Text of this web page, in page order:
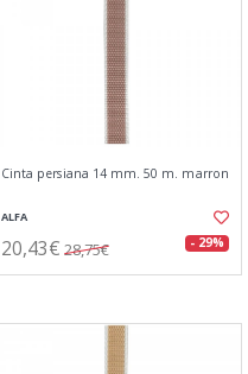
Cinta persiana 14 mm. 50 m. marron
ALFA
20,43€ 28,75€ - 29%